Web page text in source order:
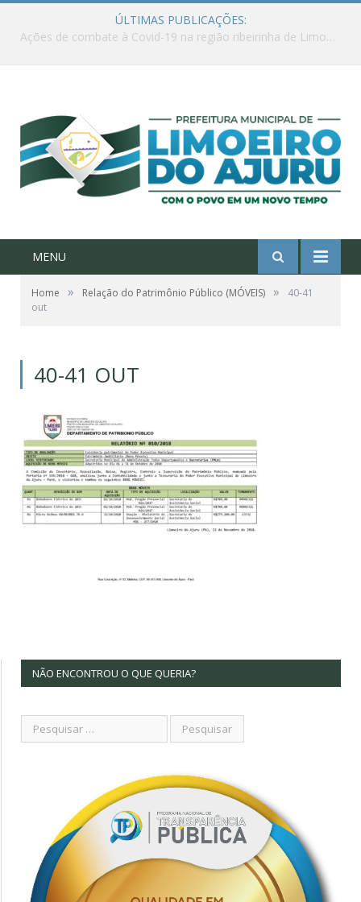
ÚLTIMAS PUBLICAÇÕES:
Ações de combate à Covid-19 na região ribeirinha de Limoeiro do Ajuru continuam
MENU
Home » Relação do Patrimônio Público (MÓVEIS) »
40-41
out
40-41 OUT
NÃO ENCONTROU O QUE QUERIA?